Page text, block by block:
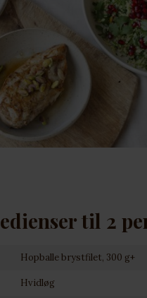
til 2
Hopballe brystfilet, 300 g+
Hvidløg